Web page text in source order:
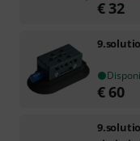
€ 32
€ 60